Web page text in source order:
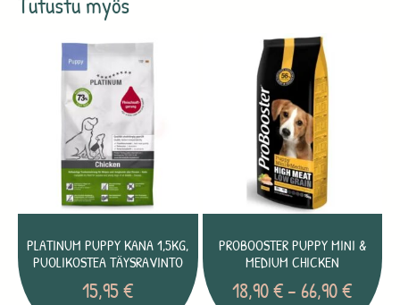
PLATINUM PUPPY KANA 1,5KG,
PUOLIKOSTEA TÄYSRAVINTO
15,95€
PROBOOSTER PUPPY MINI &
MEDIUM CHICKEN
18,90€– 66,90€